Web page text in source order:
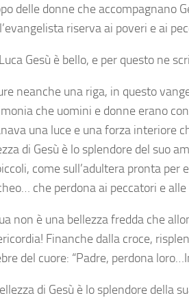
delle donne che accompagnano
riserva ai poveri e ai
Gesù è bello, e per questo ne
neanche una riga, in questo
che uomini e donne erano
una luce e una forza interiore
di Gesù è lo splendore del suo
come sull’adultera pronta
che perdona ai peccatori e
non è una bellezza fredda che
Finanche dalla croce,
del cuore: “Padre, perdona
di Gesù è lo splendore della